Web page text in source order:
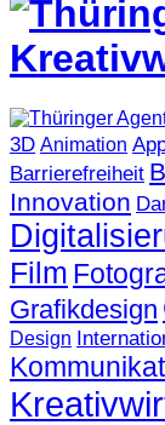
3D Animation
Barrierefreiheit
Innovation
Film
Grafikdesign
Design